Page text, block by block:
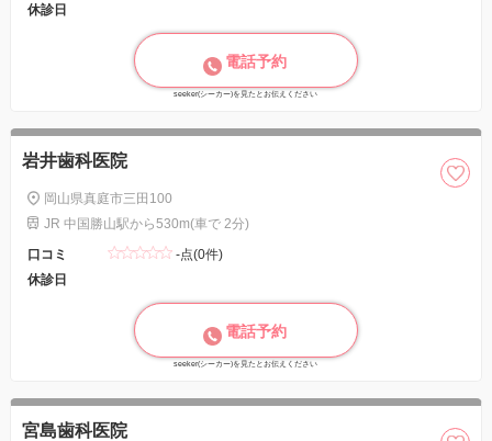
休診日
電話予約
seeker(シーカー)を見たとお伝えください
岩井歯科医院
岡山県真庭市三田100
JR 中国勝山駅から530m(車で 2分)
口コミ
-点(0件)
休診日
電話予約
seeker(シーカー)を見たとお伝えください
宮島歯科医院